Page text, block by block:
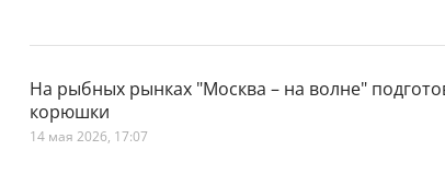
На рыбных рынках "Москва – на волне"
корюшки
14 мая 2026, 17:07